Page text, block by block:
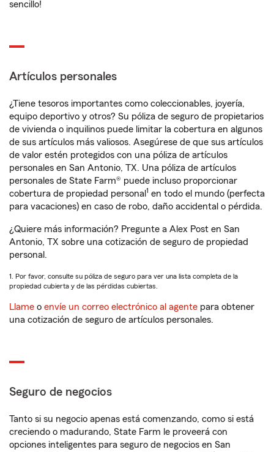
sencillo!
Artículos personales
¿Tiene tesoros importantes como coleccionables, joyería,
equipo deportivo y otros? Su póliza de seguro de propietarios
de vivienda o inquilinos puede limitar la cobertura en algunos
de sus artículos más valiosos. Asegúrese de que sus artículos
de valor estén protegidos con una póliza de artículos
personales en San Antonio, TX. Una póliza de artículos
personales de State Farm® puede incluso proporcionar
cobertura de propiedad personal 1 en todo el mundo (perfecta
para vacaciones) en caso de robo, daño accidental o pérdida.
¿Quiere más información? Pregunte a Alex Post en San
Antonio, TX sobre una cotización de seguro de propiedad
personal.
1. Por favor, consulte su póliza de seguro para ver una lista completa de la
propiedad cubierta y de las pérdidas cubiertas.
Llame o envíe un correo electrónico al agente para obtener
una cotización de seguro de artículos personales.
Seguro de negocios
Tanto si su negocio apenas está comenzando, como si está
creciendo o madurando, State Farm le proveerá con
opciones inteligentes para seguro de negocios en San